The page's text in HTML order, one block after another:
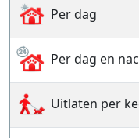
Per dag
Per dag en
Uitlaten per